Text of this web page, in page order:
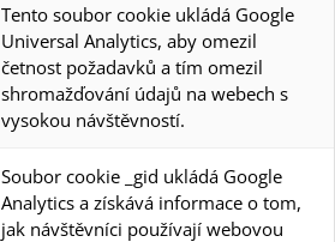
Tento soubor cookie ukládá Google
Universal Analytics, aby omezil
četnost požadavků a tím omezil
shromažďování údajů na webech s
vysokou návštěvností.
Soubor cookie _gid ukládá Google
Analytics a získává informace o tom,
jak návštěvníci používají webovou